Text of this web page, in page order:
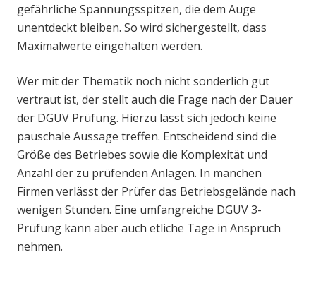
gefährliche Spannungsspitzen, die dem Auge
unentdeckt bleiben. So wird sichergestellt, dass
Maximalwerte eingehalten werden.
Wer mit der Thematik noch nicht sonderlich gut
vertraut ist, der stellt auch die Frage nach der Dauer
der DGUV Prüfung. Hierzu lässt sich jedoch keine
pauschale Aussage treffen. Entscheidend sind die
Größe des Betriebes sowie die Komplexität und
Anzahl der zu prüfenden Anlagen. In manchen
Firmen verlässt der Prüfer das Betriebsgelände nach
wenigen Stunden. Eine umfangreiche DGUV 3-
Prüfung kann aber auch etliche Tage in Anspruch
nehmen.